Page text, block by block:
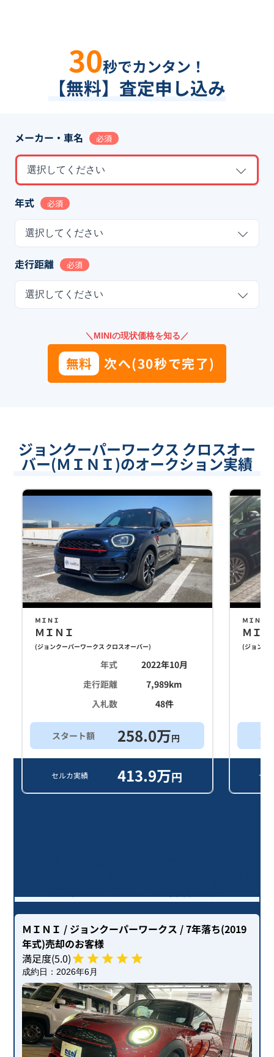
30秒でカンタン！
【無料】査定申し込み
メーカー・車名 必須
選択してください
年式 必須
選択してください
走行距離 必須
選択してください
＼MINIの現状価格を知る／
無料 次へ(30秒で完了)
ジョンクーパーワークス クロスオー
バー(ＭＩＮＩ)のオークション実績
ＭＩＮＩ
ＭＩＮＩ
(ジョンクーパーワークス クロスオーバー)
年式
2022年10月
走行距離
7,989km
入札数
48件
スタート額 258.0万円
セルカ実績 413.9万円
ＭＩＮＩ
ＭＩ
(ジョンク
ス
セ
ＭＩＮＩ / ジョンクーパーワークス / 7年落ち(2019
年式)売却のお客様
満足度(5.0)
成約日： 2026年6月